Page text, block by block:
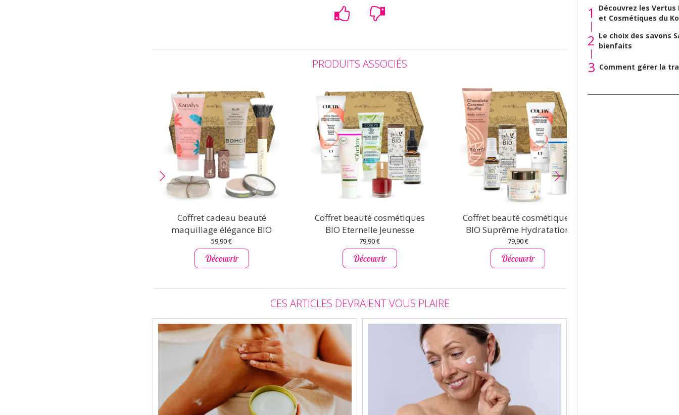
PRODUITS ASSOCIÉS
Coffret cadeau beauté
maquillage élégance BIO
59,90 €
Découvrir
Coffret beauté cosmétiques
BIO Eternelle Jeunesse
79,90 €
Découvrir
Coffret beauté cosmétiques
BIO Suprême Hydratation
79,90 €
Découvrir
CES ARTICLES DEVRAIENT VOUS PLAIRE
1
Découvrez les Vertus
et Cosmétiques du
2 Le choix des savons
bienfaits
3 Comment gérer la